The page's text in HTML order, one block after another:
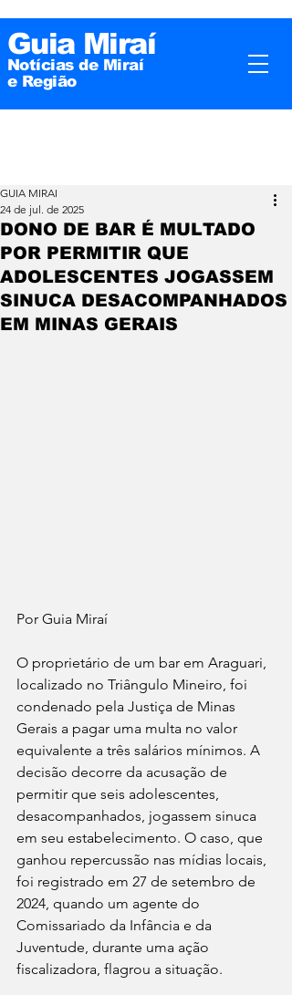
Guia Miraí
Notícias de Miraí
e Região
DONO DE BAR É MULTADO
POR PERMITIR QUE
ADOLESCENTES JOGASSEM
SINUCA DESACOMPANHADOS
EM MINAS GERAIS
GUIA MIRAI
24 de jul. de 2025
Por Guia Miraí
O proprietário de um bar em Araguari,
localizado no Triângulo Mineiro, foi
condenado pela Justiça de Minas
Gerais a pagar uma multa no valor
equivalente a três salários mínimos. A
decisão decorre da acusação de
permitir que seis adolescentes,
desacompanhados, jogassem sinuca
em seu estabelecimento. O caso, que
ganhou repercussão nas mídias locais,
foi registrado em 27 de setembro de
2024, quando um agente do
Comissariado da Infância e da
Juventude, durante uma ação
fiscalizadora, flagrou a situação.